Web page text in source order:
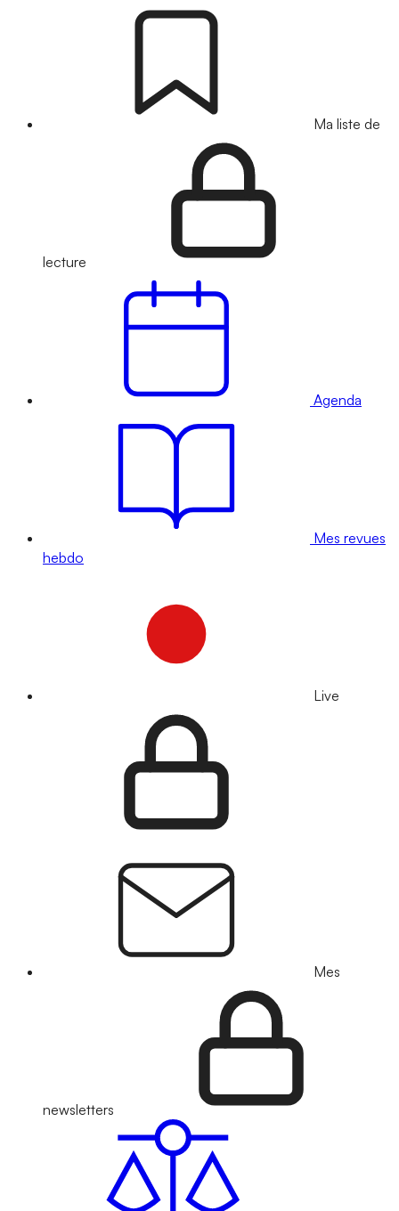
Ma liste de
lecture
Agenda
Mes revues
hebdo
Live
Mes
newsletters